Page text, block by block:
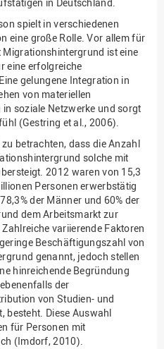
spielt in verschiedenen
eine große Rolle. Vor allem für
ist eine
eine erfolgreiche
gelungene Integration in
von materiellen
soziale Netzwerke und sorgt
(Gestring et al., 2006).
betrachten, dass die Anzahl
solche mit
2012 waren von 15,3
Personen erwerbstätig
der Männer und 60% der
dem Arbeitsmarkt zur
variierende Faktoren
Beschäftigungszahl von
genannt, jedoch stellen
hinreichende Begründung
der
von Studien- und
besteht. Diese Auswahl
für Personen mit
(Imdorf, 2010).